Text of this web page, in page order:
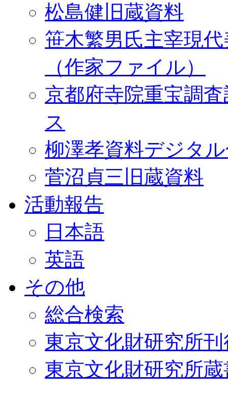
松島健旧蔵資料
笹木繁男氏主宰現
（作家ファイル）
京都府寺院重宝調
ス
柳澤孝資料デジタ
菅沼貞三旧蔵資料
活動報告
日本語
英語
その他
総合検索
東京文化財研究所
東京文化財研究所